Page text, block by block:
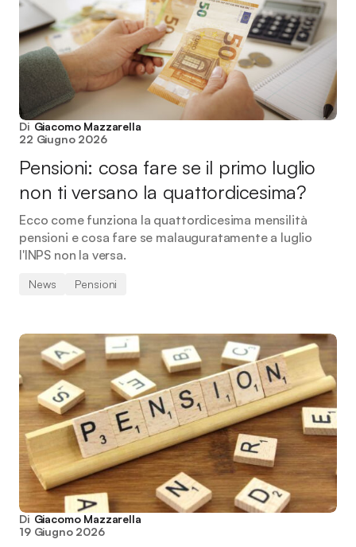
Di Giacomo Mazzarella
22 Giugno 2026
Pensioni: cosa fare se il primo luglio
non ti versano la quattordicesima?
Ecco come funziona la quattordicesima mensilità
pensioni e cosa fare se malauguratamente a luglio
l'INPS non la versa.
News Pensioni
Di Giacomo Mazzarella
19 Giugno 2026